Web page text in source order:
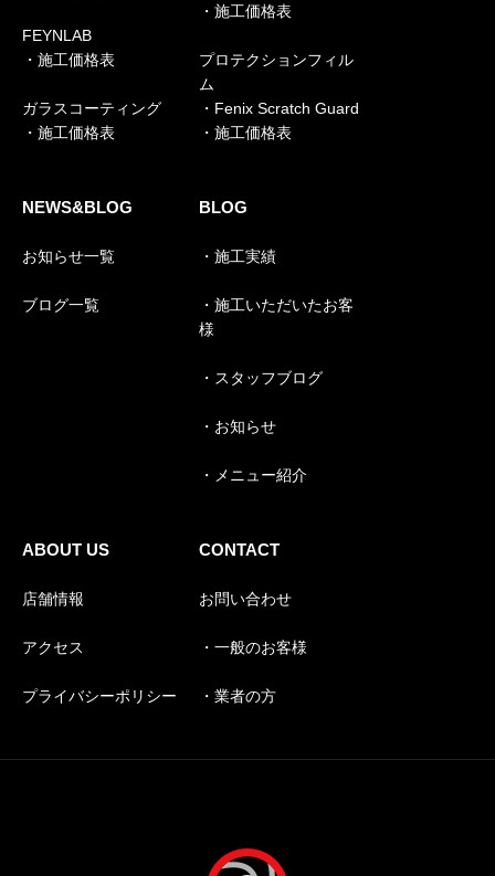
FEYNLAB
・施工価格表
ガラスコーティング
・施工価格表
・施工価格表
プロテクションフィル
ム
・Fenix Scratch Guard
・施工価格表
NEWS&BLOG
お知らせ一覧
ブログ一覧
BLOG
・施工実績
・施工いただいたお客
様
・スタッフブログ
・お知らせ
・メニュー紹介
ABOUT US
店舗情報
アクセス
プライバシーポリシー
CONTACT
お問い合わせ
・一般のお客様
・業者の方